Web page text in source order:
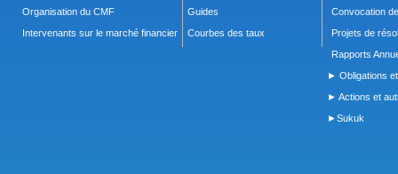
Organisation du CMF
Intervenants sur le marché financier
Guides
Courbes des taux
Convocation
Projets de
Rapports
► Obligations
► Actions et
►Sukuk